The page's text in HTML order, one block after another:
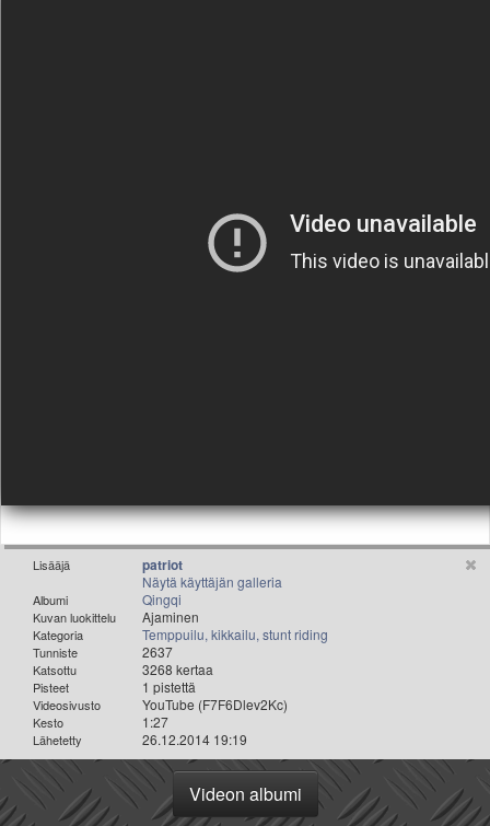
Valitse paikkakunta
Helsingin sää
Tampereen sää
Oulun sää
Kuopion sää
Rovaniemen sää
MUUT
VIP-jäsenyys
Paidat ja vaatteet
Suunnittele oma paita
Mainostus
Palaute
Lisääjä patriot
Näytä käyttäjän galleria
Albumi Qingqi
Kuvan luokittelu Ajaminen
Kategoria Temppuilu, kikkailu, stunt riding
Tunniste 2637
Katsottu 3268 kertaa
Pisteet 1 pistettä
Videosivusto YouTube (F7F6Dlev2Kc)
Kesto 1:27
Lähetetty 26.12.2014 19:19
Videon albumi